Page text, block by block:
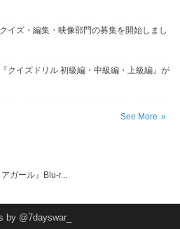
クイズ・編集・映像部門の募集を開始しまし
『クイズドリル 初級編・中級編・上級編』が
See More
ガール』Blu-r...
by @7dayswar_